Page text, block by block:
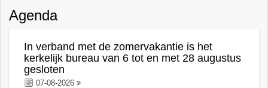
Agenda
In verband met de zomervakantie is het
kerkelijk bureau van 6 tot en met 28 augustus
gesloten
07-08-2026